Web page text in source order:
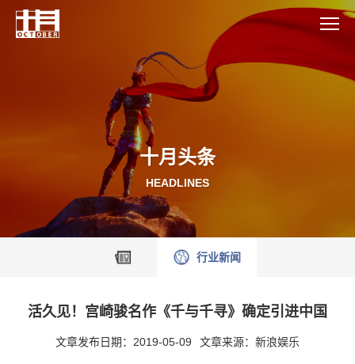
十月头条
HEADLINES
行业新闻
活久见！宫崎骏名作《千与千寻》确定引进中国
文章发布日期：2019-05-09 文章来源：新浪娱乐